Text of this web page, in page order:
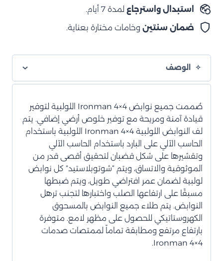
بوصاتاستبدال واسترجاع لمدة 7 أيام.
ضمان سنتين وخامات مختارة بعناية.
الوصف
صُممت جميع نوابض Ironman 4×4 اللولبية لتوفير
قيادة آمنة ومريحة مع توفير خلوص أرضي إضافي. يتم
لف النوابض اللولبية Ironman 4×4 اللولبية باستخدام
الحاسب الآلي على البارد باستخدام الحاسب الآلي
وتقشيرها على شكل قضبان لتحقيق أقصى قدر من
الموثوقية والاتساق، ويتم “شوتوبلاستيد” كل نوابض
لولبية لضمان عمر افتراضي طويل، ويتم ضبطها
مسبقًا على ارتفاعها الصلب واختبارها لتجنب ترهل
النوابض. يتم طلاء جميع النوابض بالمسحوق
الكهروستاتيكي للحصول على مظهر لامع. متوفرة
بارتفاع مرتفع ومطابقة تماماً لممتصات صدمات
Ironman 4×4.